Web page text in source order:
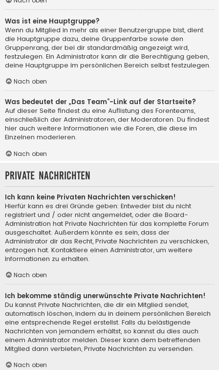
Was ist eine Hauptgruppe?
Wenn du Mitglied in mehr als einer Benutzergruppe bist, dient
die Hauptgruppe dazu, deine Gruppenfarbe sowie den
Gruppenrang, der bei dir standardmäßig angezeigt wird,
festzulegen. Ein Administrator kann dir die Berechtigung geben,
deine Hauptgruppe im persönlichen Bereich selbst festzulegen.
Nach oben
Was bedeutet der „Das Team“-Link auf der Startseite?
Auf dieser Seite findest du eine Auflistung des Forenteams,
einschließlich der Administratoren, der Moderatoren. Du findest
hier auch weitere Informationen wie die Foren, die diese im
Einzelnen moderieren.
Nach oben
Private Nachrichten
Ich kann keine Privaten Nachrichten verschicken!
Hierfür kann es drei Gründe geben: Entweder bist du nicht
registriert und / oder nicht angemeldet, oder die Board-
Administration hat Private Nachrichten für das komplette Forum
ausgeschaltet. Außerdem könnte es sein, dass der
Administrator dir das Recht, Private Nachrichten zu verschicken,
entzogen hat. Kontaktiere einen Administrator, um weitere
Informationen zu erhalten.
Nach oben
Ich bekomme ständig unerwünschte Private Nachrichten!
Du kannst Private Nachrichten, die dir ein Mitglied sendet,
automatisch löschen, indem du in deinem persönlichen Bereich
eine entsprechende Regel erstellst. Falls du belästigende
Nachrichten von jemandem erhältst, so kannst du dies auch
einem Administrator melden. Dieser kann dem betreffenden
Mitglied dann verbieten, Private Nachrichten zu versenden.
Nach oben